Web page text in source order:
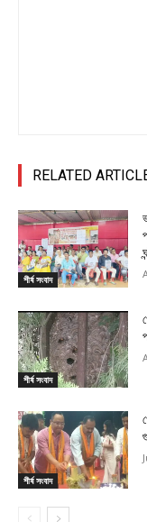
RELATED
শীর্ষ সংবাদ
শীর্ষ সংবাদ
শীর্ষ সংবাদ